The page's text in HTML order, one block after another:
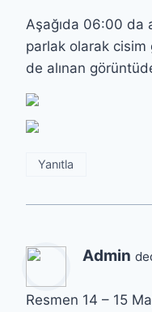
Aşağıda 06:00 da
parlak olarak
de alınan
Yanıtla
Admin
Resmen 14 – 15